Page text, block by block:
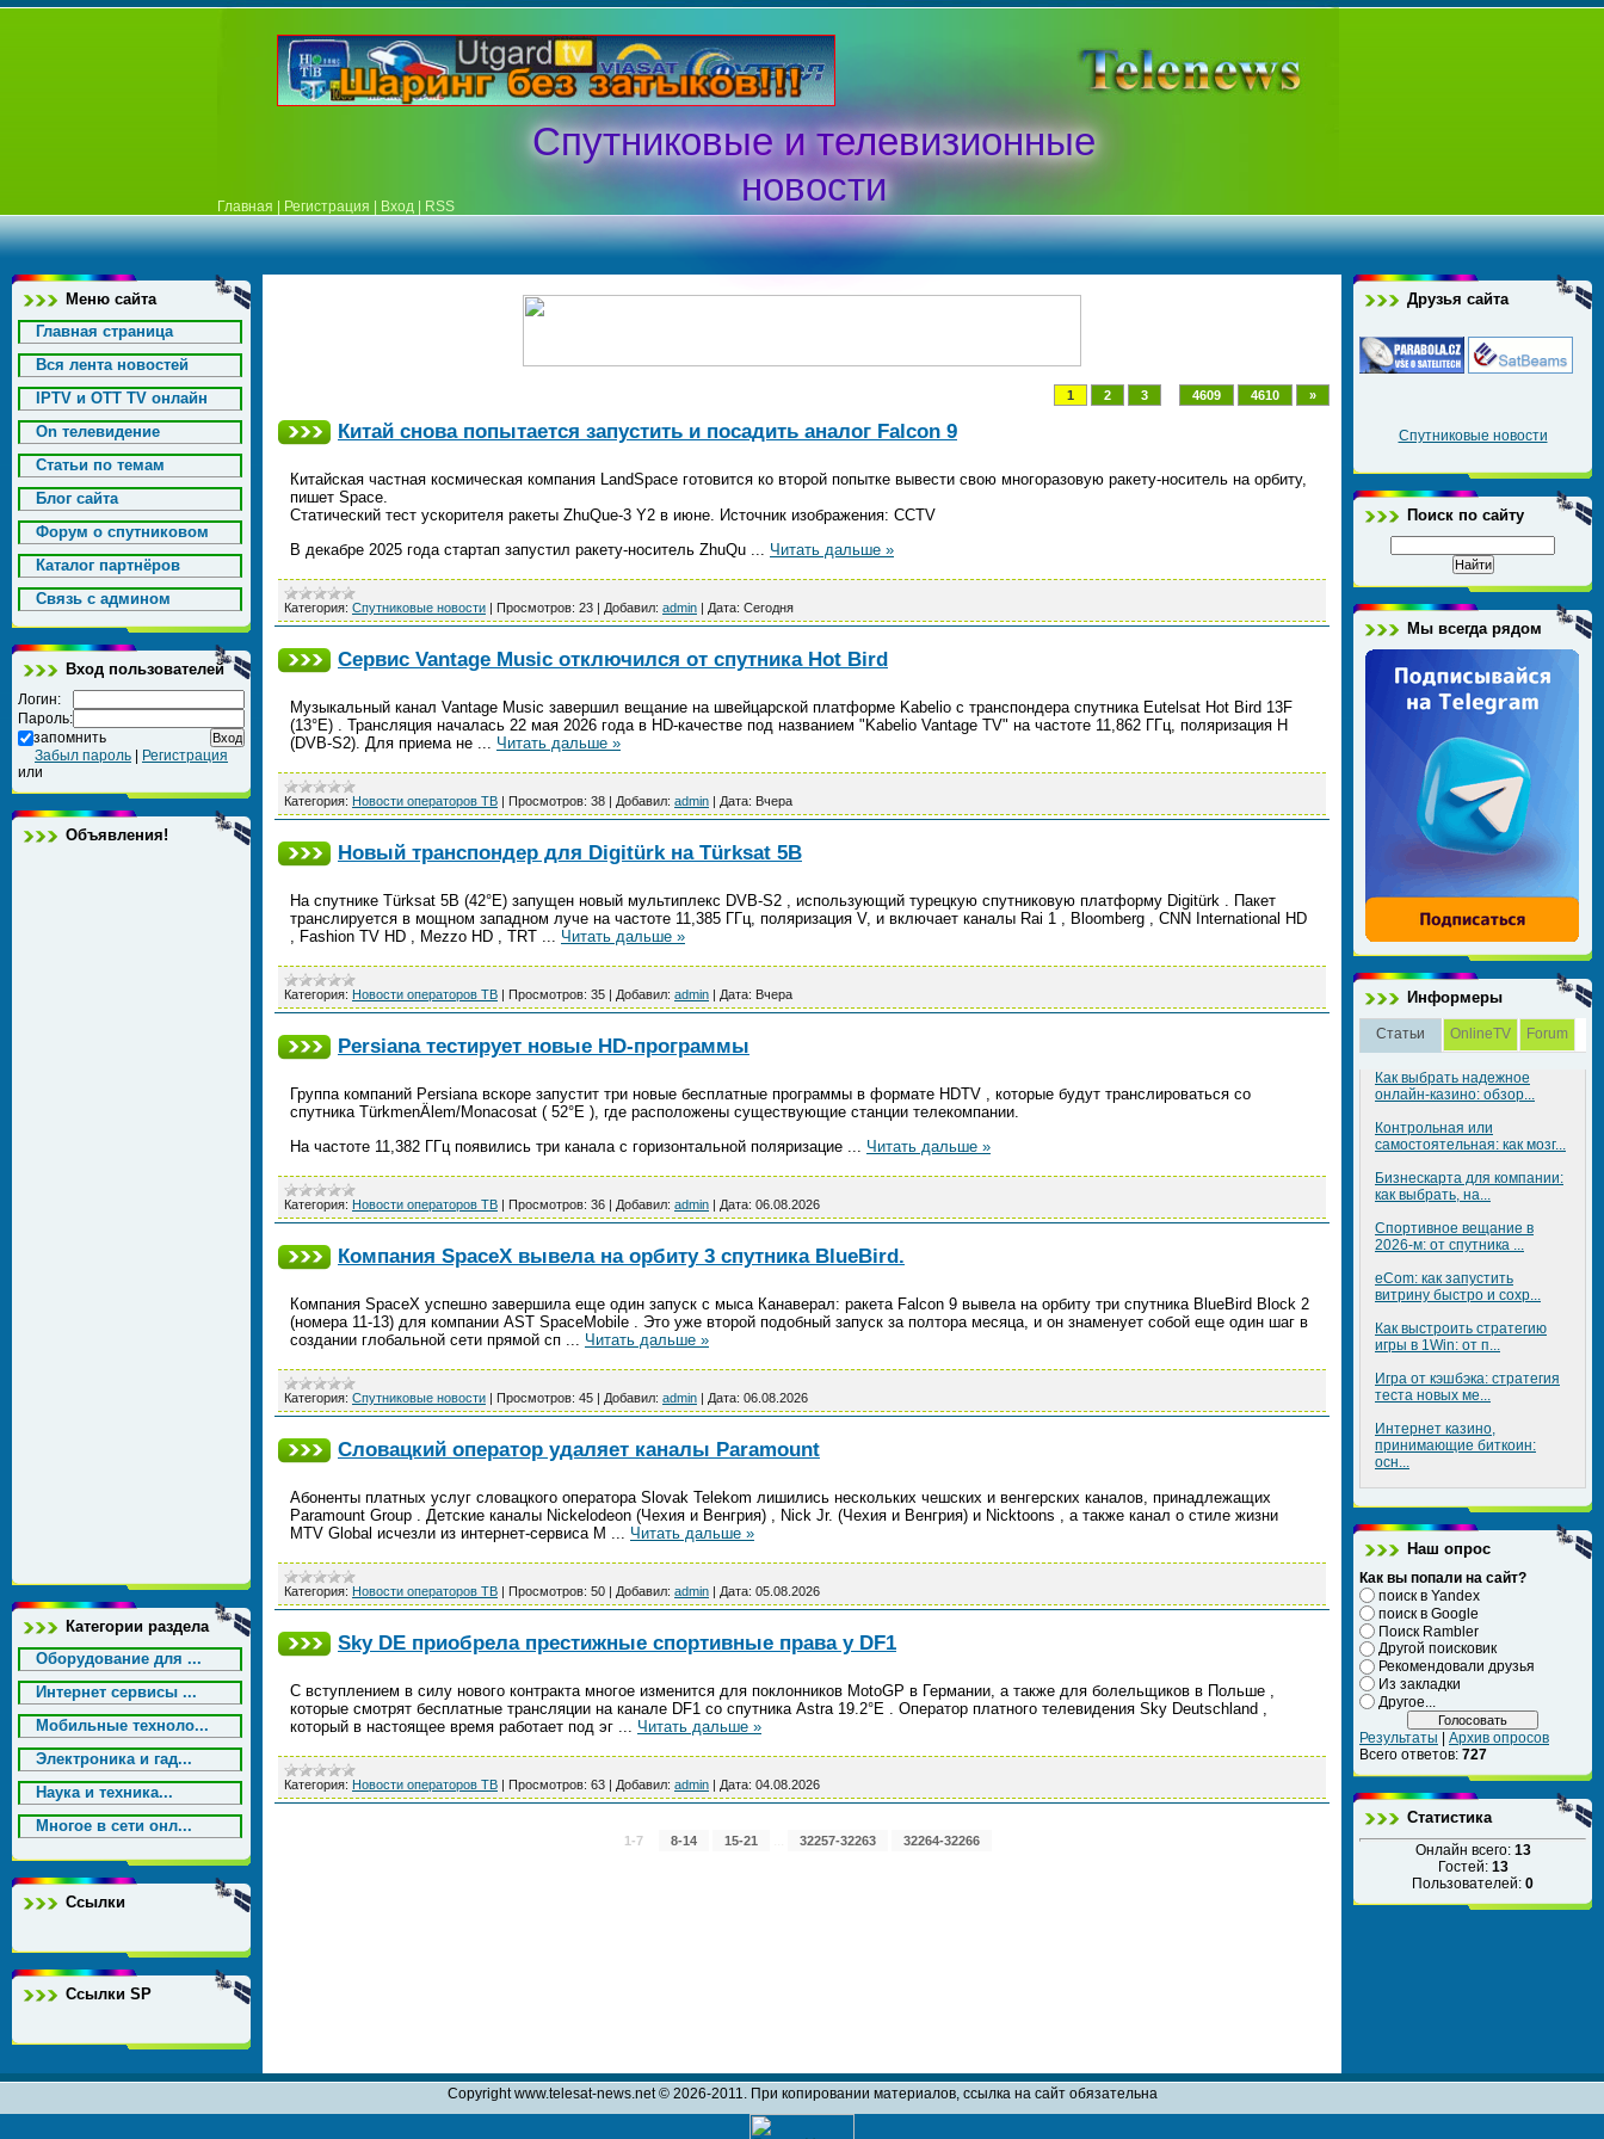
Спутниковые и телевизионные
новости
Главная Регистрация Вход RSS
Меню сайта
Главная страница
Вся лента новостей
IPTV и OTT TV онлайн
On телевидение
Статьи по темам
Блог сайта
Форум о спутниковом
Каталог партнёров
Cвязь с админом
Вход пользователей
Логин:
Пароль:
запомнить
Забыл пароль
Регистрация
или
Объявления!
Категории раздела
Оборудование для ...
Интернет сервисы ...
Мобильные техноло...
Электроника и гад...
Наука и техника...
Многое в сети онл...
Ссылки
Ссылки SP
1 2 3 4609 4610 »
Китай снова попытается запустить и посадить аналог Falcon 9
Китайская частная космическая компания LandSpace готовится ко второй попытке вывести свою многоразовую ракету-носитель на орбиту,
пишет Space.
Статический тест ускорителя ракеты ZhuQue-3 Y2 в июне. Источник изображения: CCTV
В декабре 2025 года стартап запустил ракету-носитель ZhuQu ... Читать дальше »
Категория: Спутниковые новости | Просмотров: 23 | Добавил: admin | Дата: Сегодня
Сервис Vantage Music отключился от спутника Hot Bird
Музыкальный канал Vantage Music завершил вещание на швейцарской платформе Kabelio с транспондера спутника Eutelsat Hot Bird 13F
(13°E) . Трансляция началась 22 мая 2026 года в HD-качестве под названием "Kabelio Vantage TV" на частоте 11,862 ГГц, поляризация H
(DVB-S2). Для приема не ... Читать дальше »
Категория: Новости операторов ТВ | Просмотров: 38 | Добавил: admin | Дата: Вчера
Новый транспондер для Digitürk на Türksat 5B
На спутнике Türksat 5B (42°E) запущен новый мультиплекс DVB-S2 , использующий турецкую спутниковую платформу Digitürk . Пакет
транслируется в мощном западном луче на частоте 11,385 ГГц, поляризация V, и включает каналы Rai 1 , Bloomberg , CNN International HD
, Fashion TV HD , Mezzo HD , TRT ... Читать дальше »
Категория: Новости операторов ТВ | Просмотров: 35 | Добавил: admin | Дата: Вчера
Persiana тестирует новые HD-программы
Группа компаний Persiana вскоре запустит три новые бесплатные программы в формате HDTV , которые будут транслироваться со
спутника TürkmenÄlem/Monacosat ( 52°E ), где расположены существующие станции телекомпании.
На частоте 11,382 ГГц появились три канала с горизонтальной поляризацие ... Читать дальше »
Категория: Новости операторов ТВ | Просмотров: 36 | Добавил: admin | Дата: 06.08.2026
Компания SpaceX вывела на орбиту 3 спутника BlueBird.
Компания SpaceX успешно завершила еще один запуск с мыса Канаверал: ракета Falcon 9 вывела на орбиту три спутника BlueBird Block 2
(номера 11-13) для компании AST SpaceMobile . Это уже второй подобный запуск за полтора месяца, и он знаменует собой еще один шаг в
создании глобальной сети прямой сп ... Читать дальше »
Категория: Спутниковые новости | Просмотров: 45 | Добавил: admin | Дата: 06.08.2026
Словацкий оператор удаляет каналы Paramount
Абоненты платных услуг словацкого оператора Slovak Telekom лишились нескольких чешских и венгерских каналов, принадлежащих
Paramount Group . Детские каналы Nickelodeon (Чехия и Венгрия) , Nick Jr. (Чехия и Венгрия) и Nicktoons , а также канал о стиле жизни
MTV Global исчезли из интернет-сервиса M ... Читать дальше »
Категория: Новости операторов ТВ | Просмотров: 50 | Добавил: admin | Дата: 05.08.2026
Sky DE приобрела престижные спортивные права у DF1
С вступлением в силу нового контракта многое изменится для поклонников MotoGP в Германии, а также для болельщиков в Польше ,
которые смотрят бесплатные трансляции на канале DF1 со спутника Astra 19.2°E . Оператор платного телевидения Sky Deutschland ,
который в настоящее время работает под эг ... Читать дальше »
Категория: Новости операторов ТВ | Просмотров: 63 | Добавил: admin | Дата: 04.08.2026
1-7 8-14 15-21 32257-32263 32264-32266
Друзья сайта
Спутниковые новости
Поиск по сайту
Мы всегда рядом
Информеры
Статьи OnlineTV Forum
Как выбрать надежное
онлайн-казино: обзор...
Контрольная или
самостоятельная: как мозг...
Бизнескарта для компании:
как выбрать, на...
Спортивное вещание в
2026-м: от спутника ...
eCom: как запустить
витрину быстро и сохр...
Как выстроить стратегию
игры в 1Win: от п...
Игра от кэшбэка: стратегия
теста новых ме...
Интернет казино,
принимающие биткоин:
осн...
Наш опрос
Как вы попали на сайт?
поиск в Yandex
поиск в Google
Поиск Rambler
Другой поисковик
Рекомендовали друзья
Из закладки
Другое...
Результаты | Архив опросов
Всего ответов: 727
Статистика
Онлайн всего: 13
Гостей: 13
Пользователей: 0
Copyright www.telesat-news.net © 2026-2011. При копировании материалов, ссылка на сайт обязательна